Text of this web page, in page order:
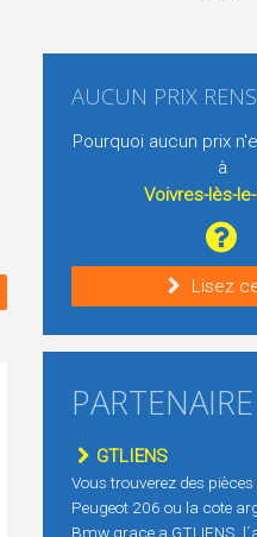
AUCUN PRIX
Pourquoi aucun prix
à
Voivres-lès-
Lisez
GTLIENS
Vous trouverez des
Peugeot 206 ou la cote
Bmw grace a GTLIENS,